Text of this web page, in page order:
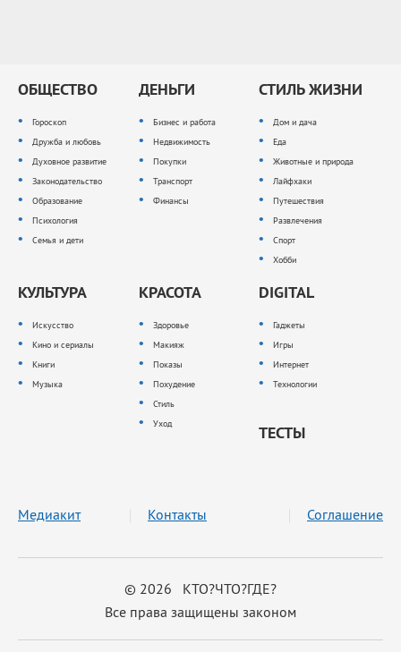
ОБЩЕСТВО
Гороскоп
Дружба и любовь
Духовное развитие
Законодательство
Образование
Психология
Семья и дети
ДЕНЬГИ
Бизнес и работа
Недвижимость
Покупки
Транспорт
Финансы
СТИЛЬ ЖИЗНИ
Дом и дача
Еда
Животные и природа
Лайфхаки
Путешествия
Развлечения
Спорт
Хобби
КУЛЬТУРА
Искусство
Кино и сериалы
Книги
Музыка
КРАСОТА
Здоровье
Макияж
Показы
Похудение
Стиль
Уход
DIGITAL
Гаджеты
Игры
Интернет
Технологии
ТЕСТЫ
© 2026 КТО?ЧТО?ГДЕ?
Все права защищены законом
Медиакит Контакты Соглашение